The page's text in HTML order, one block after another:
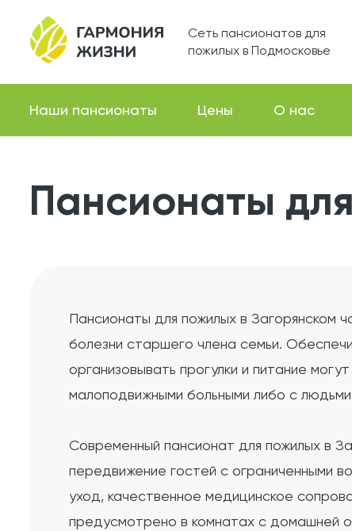
Сеть пансионатов для
пожилых в Подмосковье
Наши пансионаты Цены О нас
Пансионаты
Пансионаты для пожилых в Загорянском
болезни старшего члена семьи.
организовывать прогулки и питание
малоподвижными больными либо с
Современный пансионат для пожилых в
передвижение гостей с ограниченными
уход, качественное медицинское
предусмотрено в комнатах с домашней